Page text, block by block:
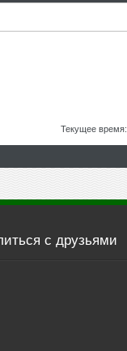
Текущее время:
с друзьями